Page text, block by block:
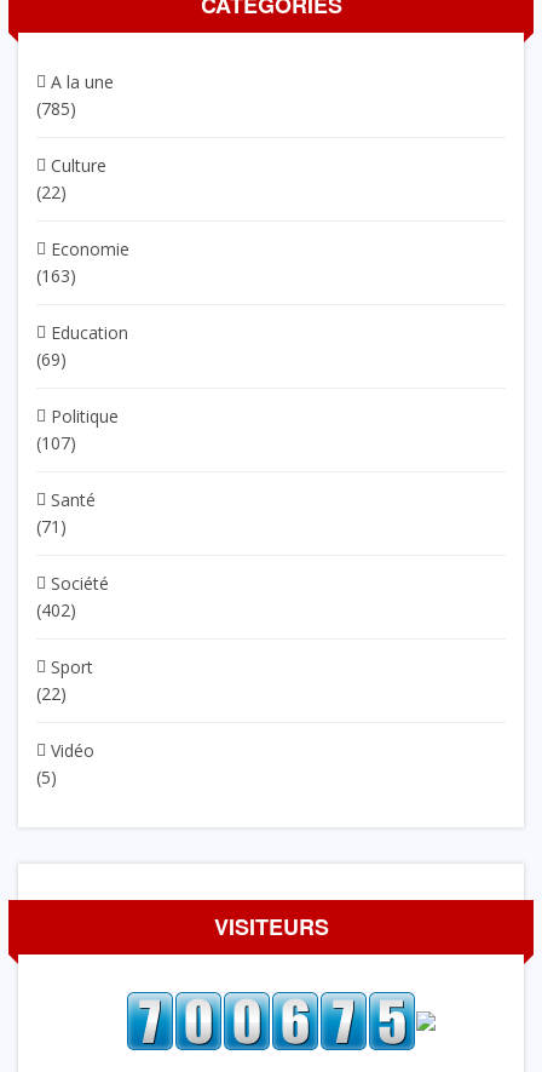
A la une
(785)
Culture
(22)
Economie
(163)
Education
(69)
Politique
(107)
Santé
(71)
Société
(402)
Sport
(22)
Vidéo
(5)
VISITEURS